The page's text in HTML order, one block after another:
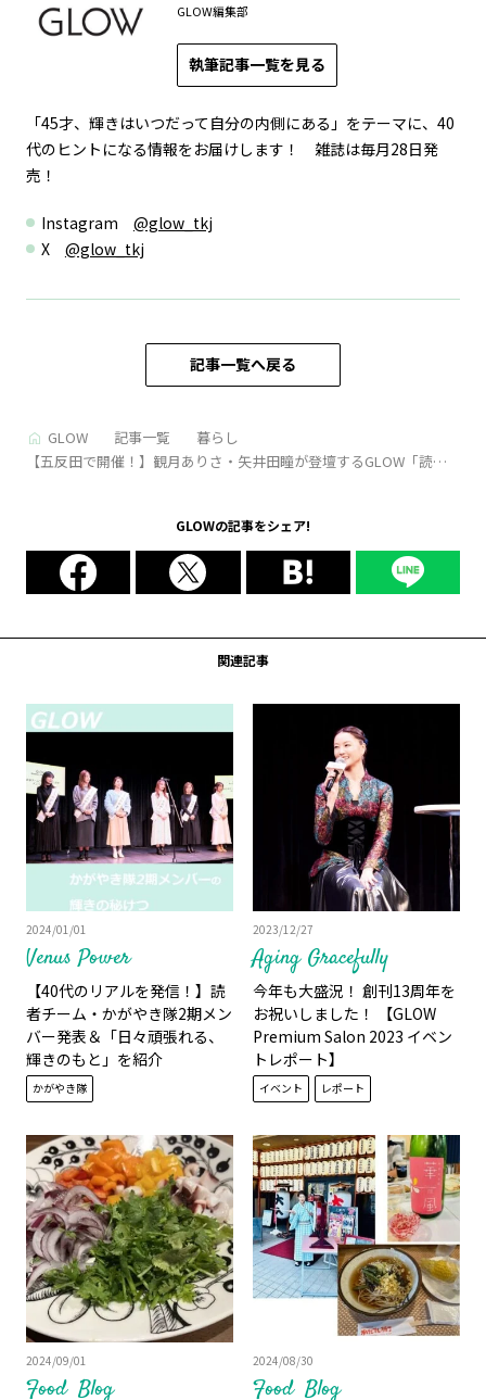
GLOW編集部
執筆記事一覧を見る
「45才、輝きはいつだって自分の内側にある」をテーマに、40
代のヒントになる情報をお届けします！ 雑誌は毎月28日発
売！
Instagram @glow_tkj
X @glow_tkj
記事一覧へ戻る
GLOW 記事一覧
暮らし
【五反田で開催！】観月ありさ・矢井田瞳が登壇するGLOW「読者
GLOWの記事をシェア!
関連記事
Venus Power
2024/01/01
【40代のリアルを発信！】読
者チーム・かがやき隊2期メン
バー発表＆「日々頑張れる、
輝きのもと」を紹介
かがやき隊
Aging Gracefully
2023/12/27
今年も大盛況！ 創刊13周年を
お祝いしました！ 【GLOW
Premium Salon 2023 イベン
トレポート】
イベント レポート
Food Blog
2024/09/01
Food Blog
2024/08/30